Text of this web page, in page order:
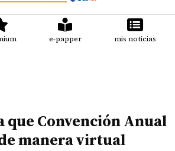
e-papper mis noticias
que Convención Anual
manera virtual